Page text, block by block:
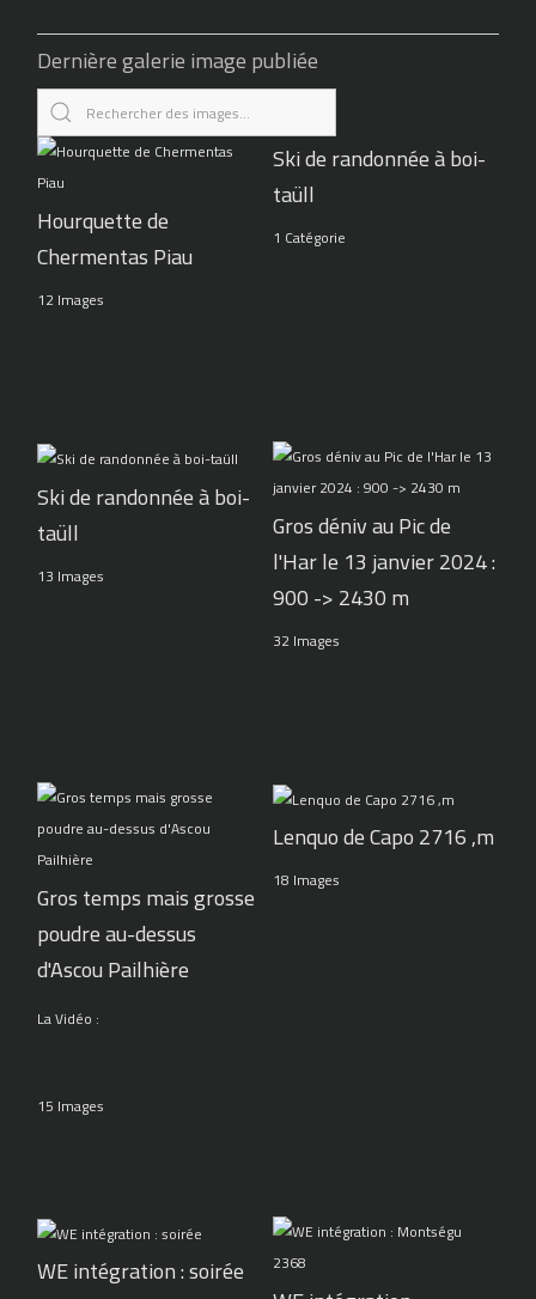
Dernière galerie image publiée
Hourquette de
Chermentas Piau
12 Images
Ski de randonnée à boi-
taüll
1 Catégorie
Ski de randonnée à boi-
taüll
13 Images
Gros déniv au Pic de
l'Har le 13 janvier 2024 :
900 -> 2430 m
32 Images
Gros temps mais grosse
poudre au-dessus
d'Ascou Pailhière
La Vidéo :
15 Images
Lenquo de Capo 2716 ,m
18 Images
WE intégration : soirée